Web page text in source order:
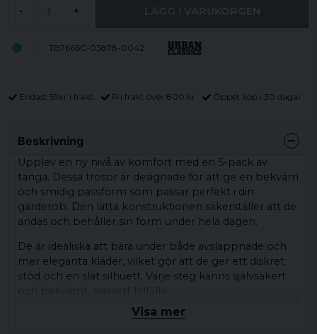
- +
TB7666C-03878-0042
Endast 59kr i frakt Fri frakt över 800 kr Öppet köp i 30 dagar
Beskrivning
Upplev en ny nivå av komfort med en 5-pack av
tanga. Dessa trosor är designade för att ge en bekväm
och smidig passform som passar perfekt i din
garderob. Den lätta konstruktionen säkerställer att de
andas och behåller sin form under hela dagen.
De är idealiska att bära under både avslappnade och
mer eleganta kläder, vilket gör att de ger ett diskret
stöd och en slät silhuett. Varje steg känns självsäkert
Material: 95% bomull, 5% elastan
Visa mer